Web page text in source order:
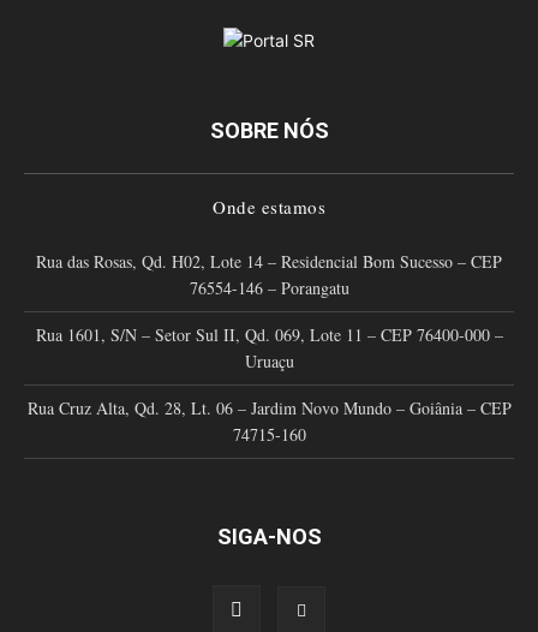
SOBRE NÓS
Onde estamos
Rua das Rosas, Qd. H02, Lote 14 – Residencial Bom Sucesso – CEP
76554-146 – Porangatu
Rua 1601, S/N – Setor Sul II, Qd. 069, Lote 11 – CEP 76400-000 –
Uruaçu
Rua Cruz Alta, Qd. 28, Lt. 06 – Jardim Novo Mundo – Goiânia – CEP
74715-160
SIGA-NOS